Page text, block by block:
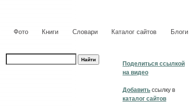
Фото Книги Словари Каталог сайтов Блоги
Поделиться ссылкой
на видео
Добавить ссылку в
каталог сайтов